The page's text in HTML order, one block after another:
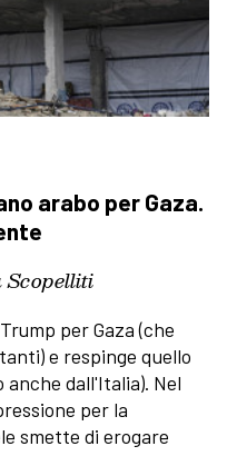
arabo per Gaza.
per Gaza (che
e respinge quello
dall'Italia). Nel
per la
smette di erogare